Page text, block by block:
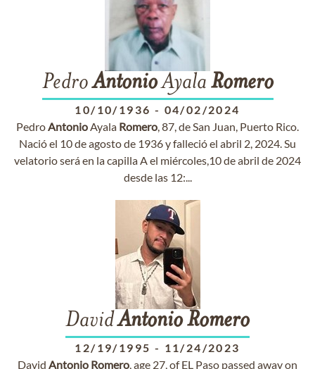
PedroAntonioAyala Romero
10/10/1936 - 04/02/2024
PedroAntonioAyala Romero, 87, de San Juan, Puerto Rico.
Nació el 10 de agosto de 1936 y falleció el abril 2, 2024. Su
velatorio será en la capilla A el miércoles,10 de abril de 2024
desde las 12:...
DavidAntonioRomero
12/19/1995 - 11/24/2023
David Antonio Romero, age 27, of EL Paso passed away on